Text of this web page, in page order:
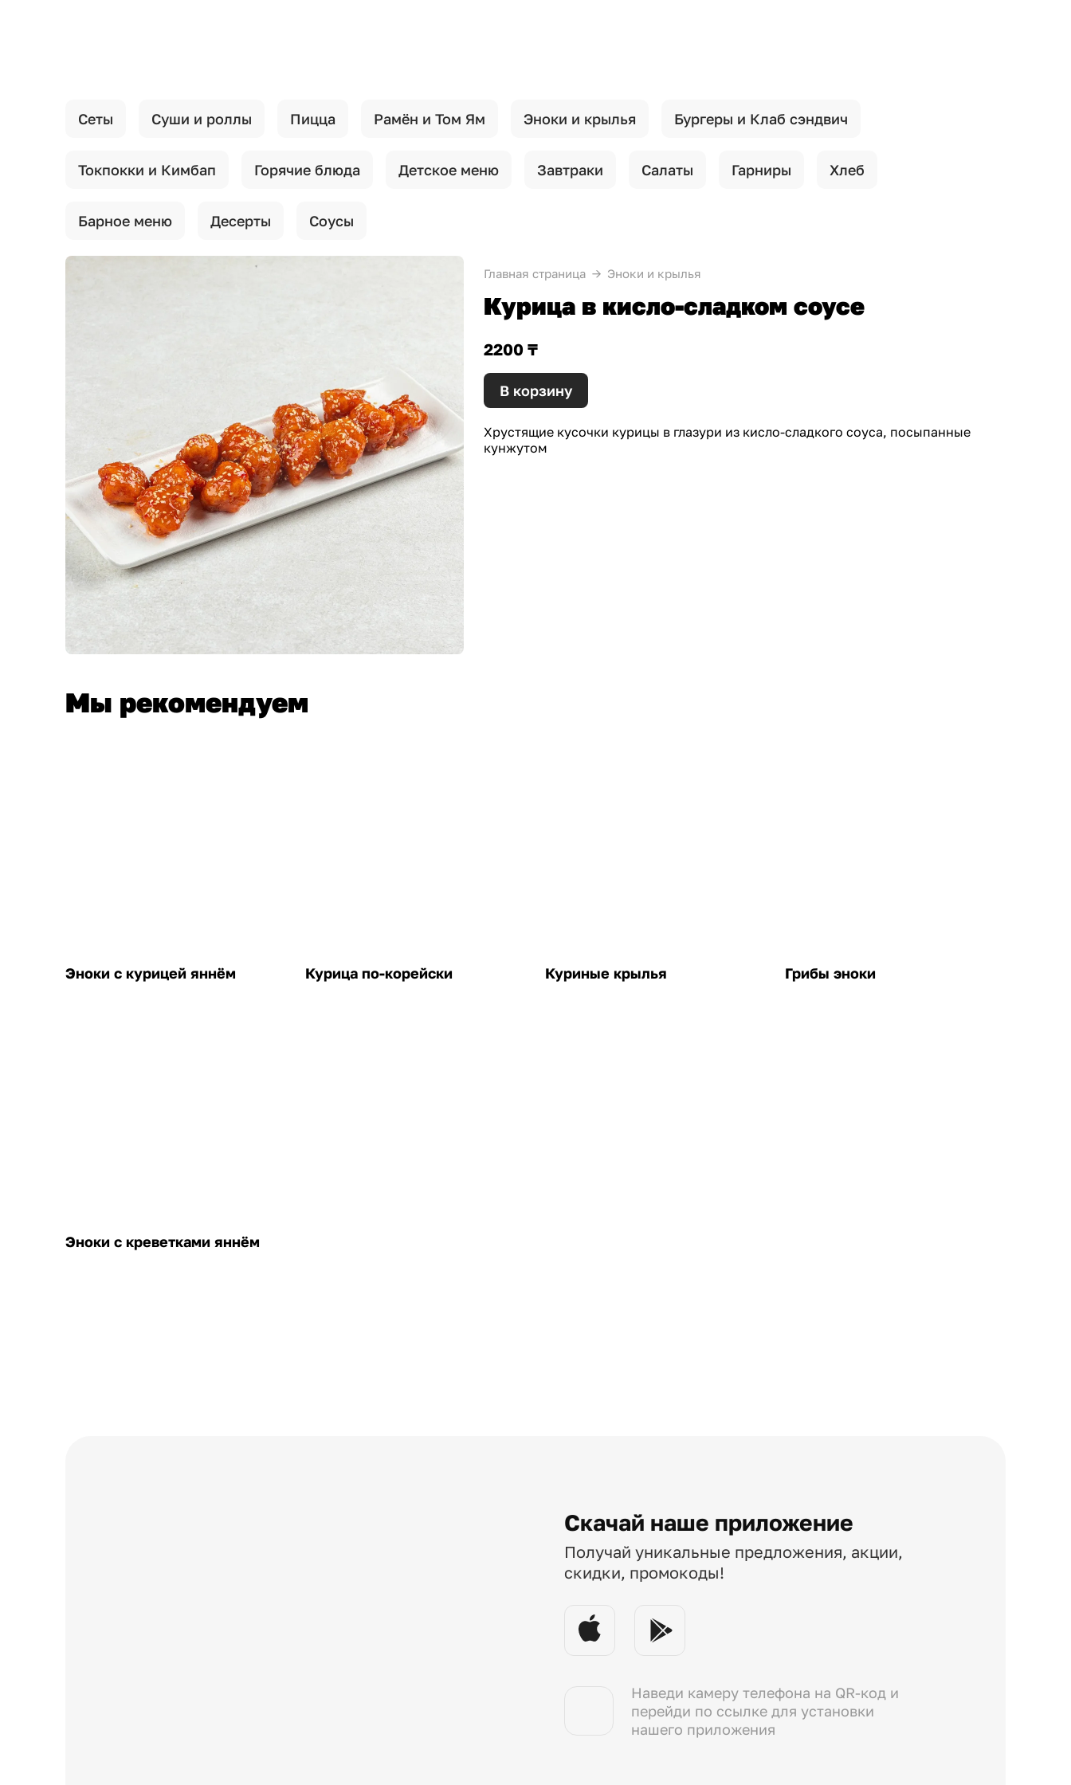
Сеты Суши и роллы Пицца Рамён и Том Ям Эноки и крылья Бургеры и Клаб сэндвич
Токпокки и Кимбап Горячие блюда Детское меню Завтраки Салаты Гарниры Хлеб
Барное меню Десерты Соусы
Главная страница Эноки и крылья
Курица в кисло-сладком соусе
2200 ₸
В корзину
Хрустящие кусочки курицы в глазури из кисло-сладкого соуса, посыпанные
кунжутом
Мы рекомендуем
Эноки с курицей яннём Курица по-корейски Куриные крылья Грибы эноки
Эноки с креветками яннём
Скачай наше приложение
Получай уникальные предложения, акции,
скидки, промокоды!
Наведи камеру телефона на QR-код и
перейди по ссылке для установки
нашего приложения